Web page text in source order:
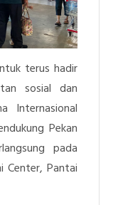
terus hadir
sosial dan
Internasional
Pekan
pada
Center, Pantai